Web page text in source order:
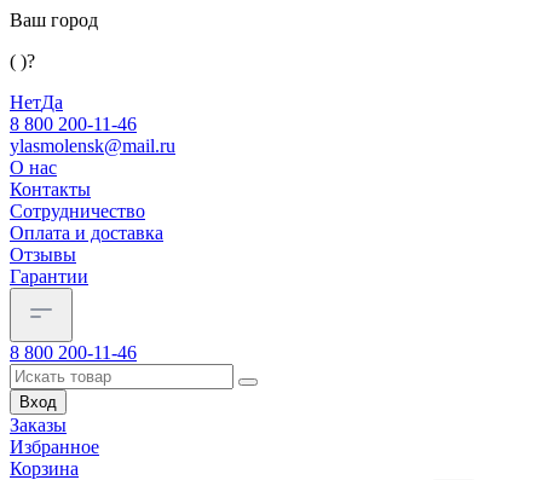
Ваш город
( )?
НетДа
8 800 200-11-46
ylasmolensk@mail.ru
О нас
Контакты
Сотрудничество
Оплата и доставка
Отзывы
Гарантии
8 800 200-11-46
Вход
Заказы
Избранное
Корзина